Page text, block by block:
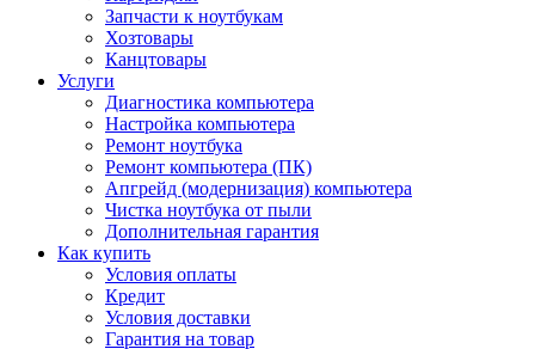
Запчасти к ноутбукам
Хозтовары
Канцтовары
Услуги
Диагностика компьютера
Настройка компьютера
Ремонт ноутбука
Ремонт компьютера (ПК)
Апгрейд (модернизация) компьютера
Чистка ноутбука от пыли
Дополнительная гарантия
Как купить
Условия оплаты
Кредит
Условия доставки
Гарантия на товар